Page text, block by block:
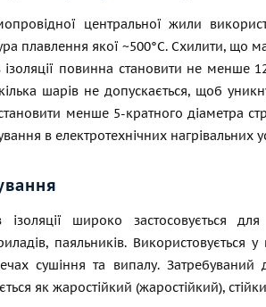
центральної жили
плавлення якої ~500°C. Схилити, що
ізоляції повинна становити не менше
шарів не допускається, щоб
менше 5-кратного діаметра
в електротехнічних нагрівальних
широко застосовується
паяльників. Використовується
сушіння та випалу. Затребуваний
як жаростійкий (жаростійкий),